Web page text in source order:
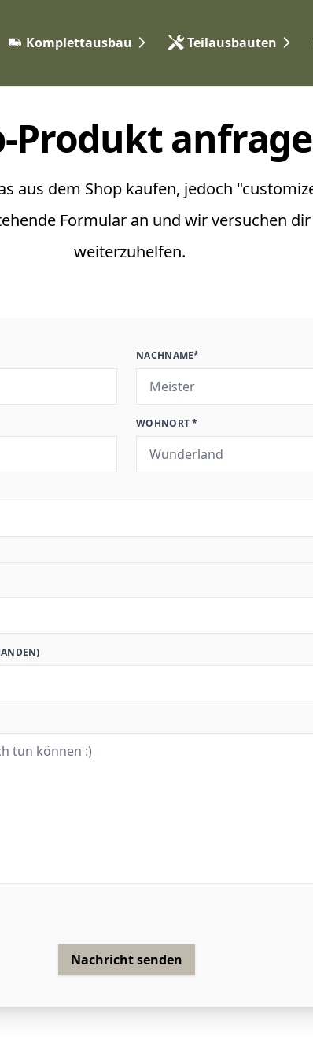
Komplettausbau
Vorgehen
Teilausbauten
Möbelbau & Isolierung
Wasser & Sanitär
Karosserie &
Produkt
aus dem Shop kaufen, jedoch
Formular an und wir versuchen
weiterzuhelfen.
NACHNAME*
WOHNORT *
Nachricht senden